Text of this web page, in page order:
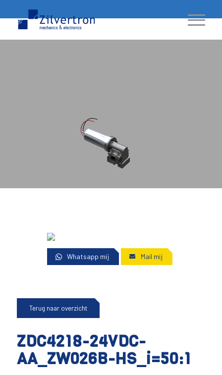
Whatsapp mij Mail mij
Terug naar overzicht
ZDC4218-24VDC-
AA_ZW026B-HS_i=50:1